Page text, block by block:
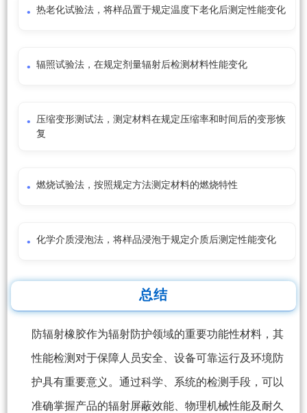
热老化试验法，将样品置于规定温度下老化后测定性能变化
辐照试验法，在规定剂量辐射后检测材料性能变化
压缩变形测试法，测定材料在规定压缩率和时间后的变形恢
复
燃烧试验法，按照规定方法测定材料的燃烧特性
化学介质浸泡法，将样品浸泡于规定介质后测定性能变化
总结
防辐射橡胶作为辐射防护领域的重要功能性材料，其
性能检测对于保障人员安全、设备可靠运行及环境防
护具有重要意义。通过科学、系统的检测手段，可以
准确掌握产品的辐射屏蔽效能、物理机械性能及耐久